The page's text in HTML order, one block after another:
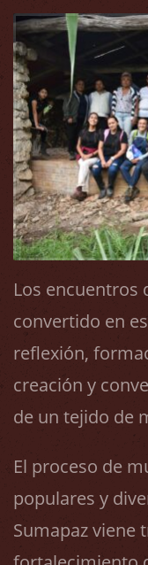
Los encuentros
convertido en
reflexión,
creación y
de un tejido de
El proceso de
populares y
Sumapaz viene